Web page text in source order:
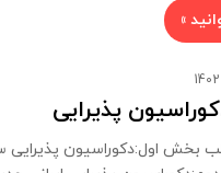
»
پذیرایی
بخش اول:دکوراسیون پذیرایی